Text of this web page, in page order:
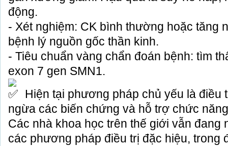
động.
- Xét nghiệm: CK bình thường hoặc tăng
bệnh lý nguồn gốc thần kinh.
- Tiêu chuẩn vàng chẩn đoán bệnh: tìm
exon 7 gen SMN1.
Hiện tại phương pháp chủ yếu là điều
ngừa các biến chứng và hỗ trợ chức
Các nhà khoa học trên thế giới vẫn đang
các phương pháp điều trị đặc hiệu, trong